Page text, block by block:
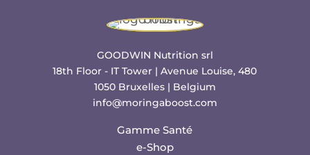
GOODWIN Nutrition srl
18th Floor - IT Tower | Avenue Louise, 480
1050 Bruxelles | Belgium
info@moringaboost.com
Gamme Santé
e-Shop